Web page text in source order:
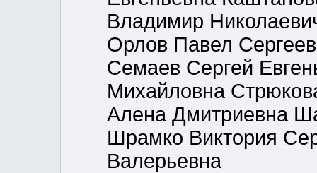
Владимир
Орлов Павел
Семаев Сергей
Михайловна
Алена Дмитриевна
Шрамко Виктория
Валерьевна